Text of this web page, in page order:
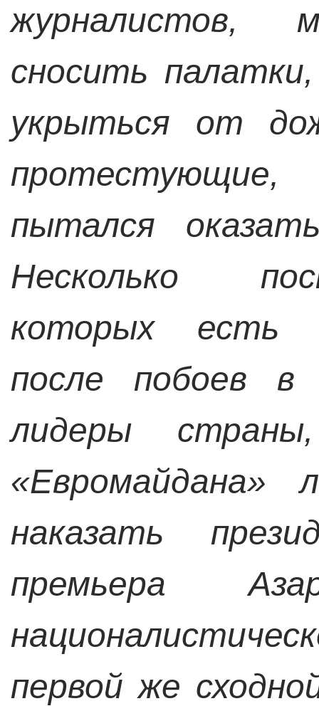
журналистов,
сносить
укрыться от
пытался
Несколько
которых есть
после побоев в
лидеры
«Евромайдана»
наказать
премьера
первой же